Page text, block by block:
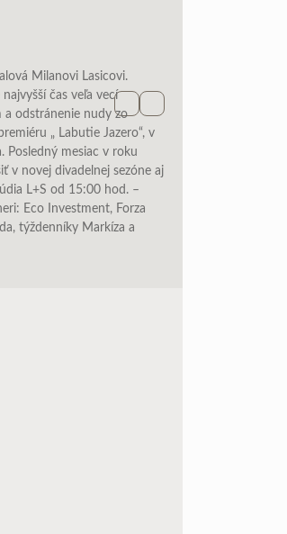
FacebookNewsletter
Milanovi Lasicovi.
čas veľa vecí
a odstránenie nudy zo
„ Labutie Jazero“, v
Posledný mesiac v roku
v novej divadelnej sezóne aj
L+S od 15:00 hod. –
Eco Investment, Forza
týždenníky Markíza a